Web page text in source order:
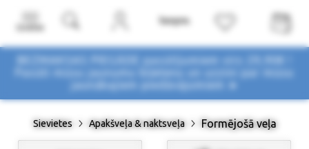
BEZMAKSAS PIEGĀDE pasūtījumiem virs 29,90€ !
Pasūti mūsu jaunumu biļetenu un uzzini par mūsu
Sievietes Apakšveļa & naktsveļa Formējošā veļa